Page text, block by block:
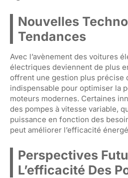
Nouvelles
Tendances
Avec l’avènement des voitures
électriques deviennent de plus
offrent une gestion plus précise
indispensable pour optimiser la
moteurs modernes. Certaines
des pompes à vitesse variable,
puissance en fonction des
peut améliorer l’efficacité
Perspectives
L’efficacité Des